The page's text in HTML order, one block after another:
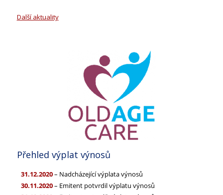
Další aktuality
Přehled výplat výnosů